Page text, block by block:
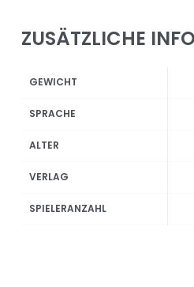
ZUSÄTZLICHE
GEWICHT
SPRACHE
ALTER
VERLAG
SPIELERANZAHL